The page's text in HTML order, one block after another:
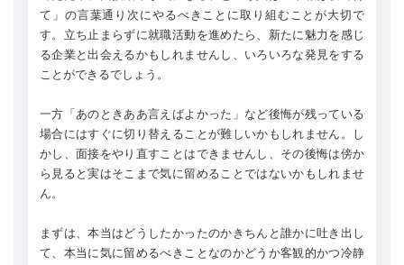
て」の言葉通り次にやるべきことに取り組むことが大切で
す。立ち止まらずに就職活動を進めたら、新たに魅力を感じ
る企業と出会えるかもしれませんし、いろいろな発見をする
ことができるでしょう。
一方「あのときああ言えばよかった」など後悔が残っている
場合にはすぐに切り替えることが難しいかもしれません。し
かし、面接をやり直すことはできませんし、その後悔は傍か
ら見ると実はそこまで気に留めることではないかもしれませ
ん。
まずは、本当はどうしたかったのかきちんと誰かに吐き出し
て、本当に気に留めるべきことなのかどうか客観的かつ冷静